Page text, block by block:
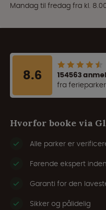
Mandag til fredag fra kl.
8.6
154563
fra ferieparker
Hvorfor booke via
Alle parker er
Førende ekspert
Garanti for den
Sikker og pålidelig